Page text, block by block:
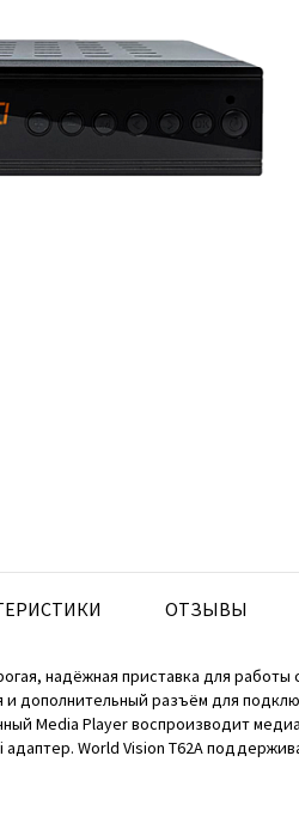
ОТЗЫВЫ
надёжная приставка для
и дополнительный разъём для
Media Player воспроизводит
World Vision T62A